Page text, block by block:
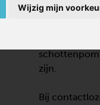
Wijzig mijn
zijn.
Bij